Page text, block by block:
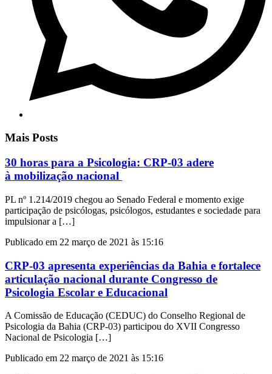
Mais Posts
30 horas para a Psicologia: CRP-03 adere
à mobilização nacional
PL nº 1.214/2019 chegou ao Senado Federal e momento exige
participação de psicólogas, psicólogos, estudantes e sociedade para
impulsionar a […]
Publicado em 22 março de 2021 às 15:16
CRP-03 apresenta experiências da Bahia e fortalece
articulação nacional durante Congresso de
Psicologia Escolar e Educacional
A Comissão de Educação (CEDUC) do Conselho Regional de
Psicologia da Bahia (CRP-03) participou do XVII Congresso
Nacional de Psicologia […]
Publicado em 22 março de 2021 às 15:16